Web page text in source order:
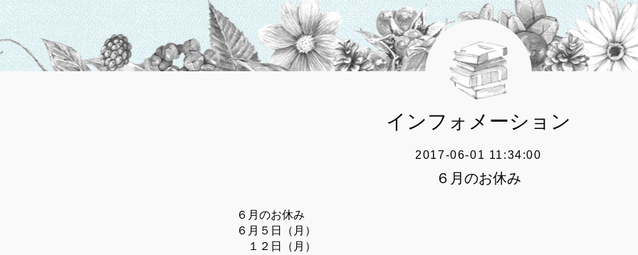
インフォメーション
2017-06-01 11:34:00
６月のお休み
６月のお休み
６月５日（月）
１２日（月）